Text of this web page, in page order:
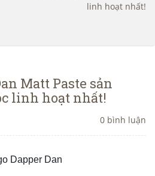
linh hoạt nhất!
Matt Paste sản
linh hoạt nhất!
0 bình luận